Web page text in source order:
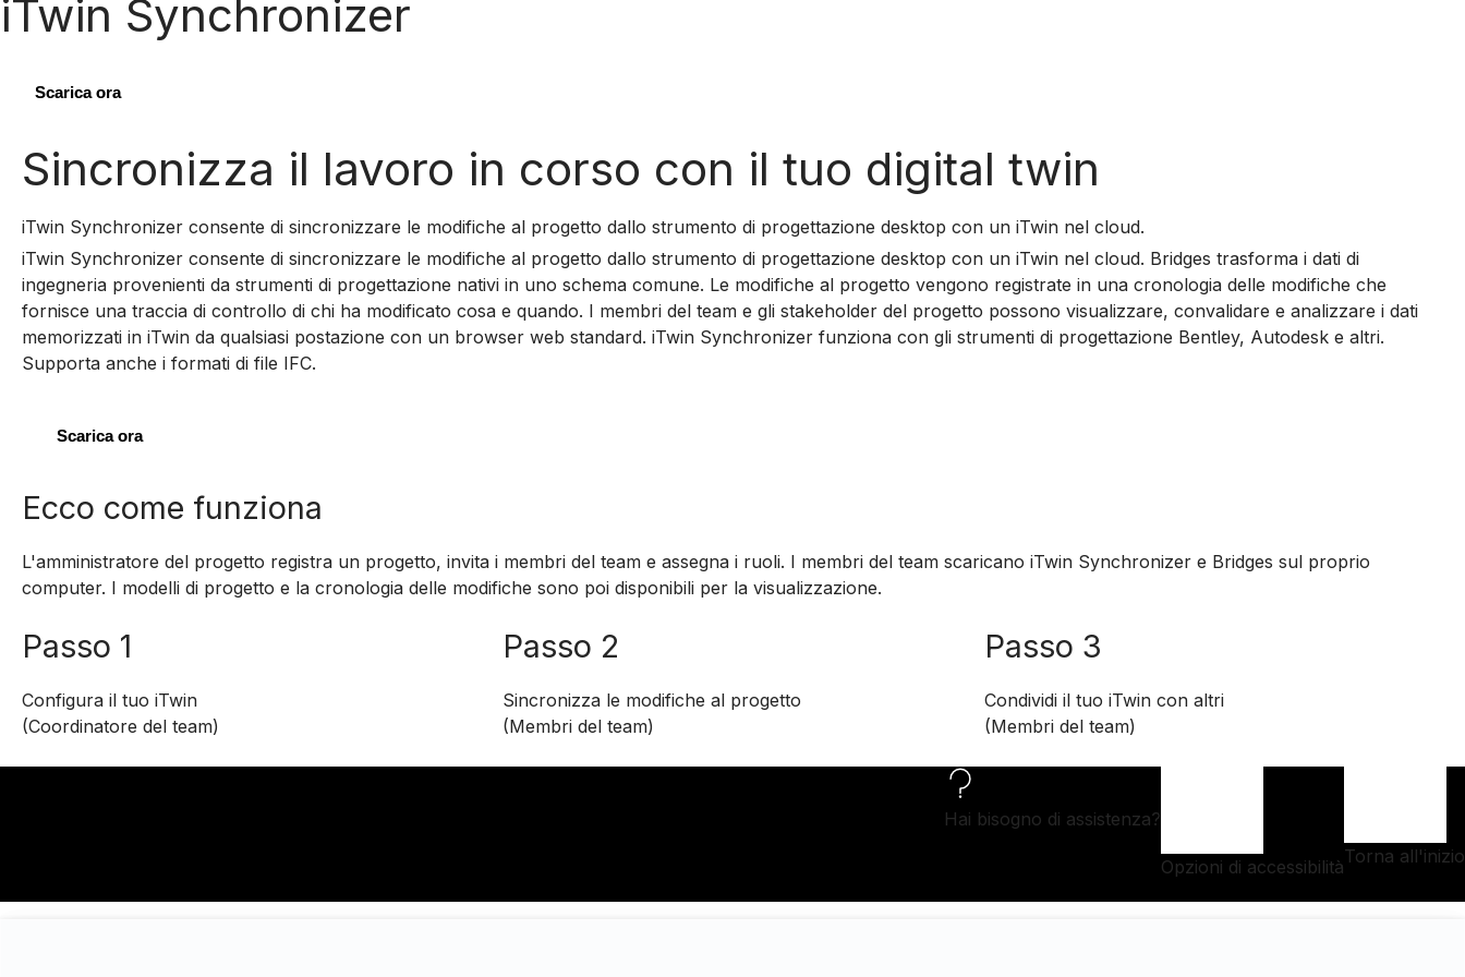
iTwin Synchronizer
Scarica ora
Sincronizza il lavoro in corso con il tuo digital twin
iTwin Synchronizer consente di sincronizzare le modifiche al progetto dallo strumento di progettazione desktop con un iTwin nel cloud.
iTwin Synchronizer consente di sincronizzare le modifiche al progetto dallo strumento di progettazione desktop con un iTwin nel cloud. Bridges trasforma i dati di
ingegneria provenienti da strumenti di progettazione nativi in uno schema comune. Le modifiche al progetto vengono registrate in una cronologia delle modifiche che
fornisce una traccia di controllo di chi ha modificato cosa e quando. I membri del team e gli stakeholder del progetto possono visualizzare, convalidare e analizzare i dati
memorizzati in iTwin da qualsiasi postazione con un browser web standard. iTwin Synchronizer funziona con gli strumenti di progettazione Bentley, Autodesk e altri.
Supporta anche i formati di file IFC.
Scarica ora
Ecco come funziona
L'amministratore del progetto registra un progetto, invita i membri del team e assegna i ruoli. I membri del team scaricano iTwin Synchronizer e Bridges sul proprio
computer. I modelli di progetto e la cronologia delle modifiche sono poi disponibili per la visualizzazione.
Passo 1
Configura il tuo iTwin
(Coordinatore del team)
Passo 2
Sincronizza le modifiche al progetto
(Membri del team)
Passo 3
Condividi il tuo iTwin con altri
(Membri del team)
Hai bisogno di assistenza?
Opzioni di accessibilitàTorna all'inizio